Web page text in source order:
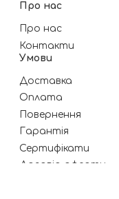
Про нас
Про нас
Контакти
Умови
Доставка
Оплата
Повернення
Гарантія
Сертифікати
Договір оферти